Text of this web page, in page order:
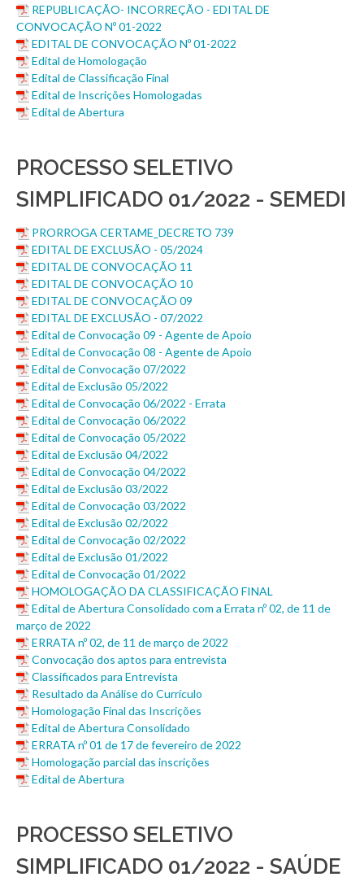
REPUBLICAÇÃO- INCORREÇÃO - EDITAL DE
CONVOCAÇÃO Nº 01-2022
EDITAL DE CONVOCAÇÃO Nº 01-2022
Edital de Homologação
Edital de Classificação Final
Edital de Inscrições Homologadas
Edital de Abertura
PROCESSO SELETIVO
SIMPLIFICADO 01/2022 - SEMEDI
PRORROGA CERTAME_DECRETO 739
EDITAL DE EXCLUSÃO - 05/2024
EDITAL DE CONVOCAÇÃO 11
EDITAL DE CONVOCAÇÃO 10
EDITAL DE CONVOCAÇÃO 09
EDITAL DE EXCLUSÃO - 07/2022
Edital de Convocação 09 - Agente de Apoio
Edital de Convocação 08 - Agente de Apoio
Edital de Convocação 07/2022
Edital de Exclusão 05/2022
Edital de Convocação 06/2022 - Errata
Edital de Convocação 06/2022
Edital de Convocação 05/2022
Edital de Exclusão 04/2022
Edital de Convocação 04/2022
Edital de Exclusão 03/2022
Edital de Convocação 03/2022
Edital de Exclusão 02/2022
Edital de Convocação 02/2022
Edital de Exclusão 01/2022
Edital de Convocação 01/2022
HOMOLOGAÇÃO DA CLASSIFICAÇÃO FINAL
Edital de Abertura Consolidado com a Errata nº 02, de 11 de
março de 2022
ERRATA nº 02, de 11 de março de 2022
Convocação dos aptos para entrevista
Classificados para Entrevista
Resultado da Análise do Currículo
Homologação Final das Inscrições
Edital de Abertura Consolidado
ERRATA nº 01 de 17 de fevereiro de 2022
Homologação parcial das inscrições
Edital de Abertura
PROCESSO SELETIVO
SIMPLIFICADO 01/2022 - SAÚDE